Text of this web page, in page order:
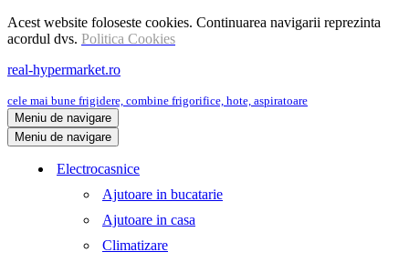
Acest website foloseste cookies. Continuarea navigarii reprezinta
acordul dvs. Politica Cookies
real-hypermarket.ro
cele mai bune frigidere, combine frigorifice, hote, aspiratoare
Meniu de navigare
Meniu de navigare
Electrocasnice
Ajutoare in bucatarie
Ajutoare in casa
Climatizare